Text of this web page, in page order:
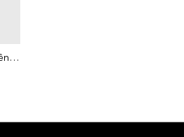
Nhẫn Nữ Kim Cương Tự Nhiên Vàng 18K